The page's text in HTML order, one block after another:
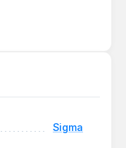
окремі
помелу від
Sigma